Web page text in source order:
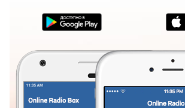
Seek to
live,
behind
LIVE